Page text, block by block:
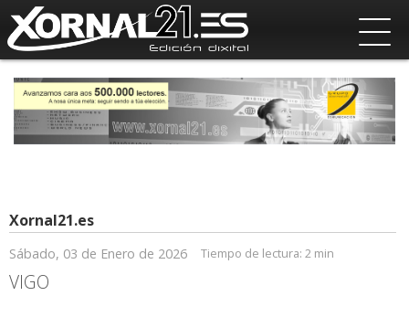
Xornal21.es
Sábado, 03 de Enero de 2026 Tiempo de lectura: 2 min
VIGO